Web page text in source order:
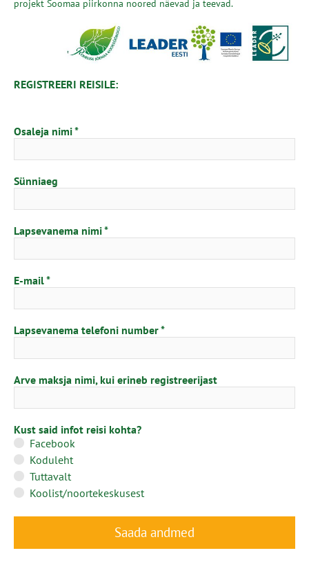
projekt Soomaa piirkonna noored näevad ja teevad.
REGISTREERI REISILE:
Osaleja nimi
Sünniaeg
Lapsevanema nimi
E-mail
Lapsevanema telefoni number
Arve maksja nimi, kui erineb registreerijast
Kust said infot reisi kohta?
Facebook
Koduleht
Tuttavalt
Koolist/noortekeskusest